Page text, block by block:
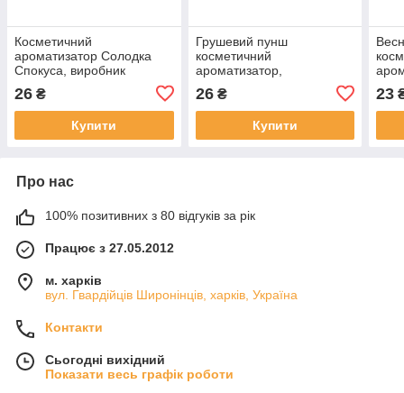
Косметичний
ароматизатор Солодка
Спокуса, виробник
26 ₴
Купити
Грушевий пунш
косметичний
ароматизатор,
Роскосметика (посилена
концентрація)
26₴
Купити
23
Про нас
100% позитивних з 80 відгуків за рік
Працює з 27.05.2012
м. харків
вул. Гвардійців Широнінців, харків, Україна
Контакти
Сьогодні вихідний
Показати весь графік роботи